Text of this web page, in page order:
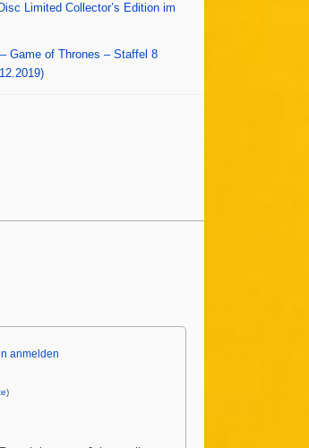
Limited Collector’s Edition im
Game of Thrones – Staffel 8
anmelden
)